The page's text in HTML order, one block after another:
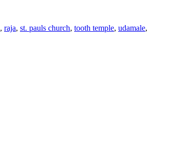
, raja, st. pauls church, tooth temple, udamale,